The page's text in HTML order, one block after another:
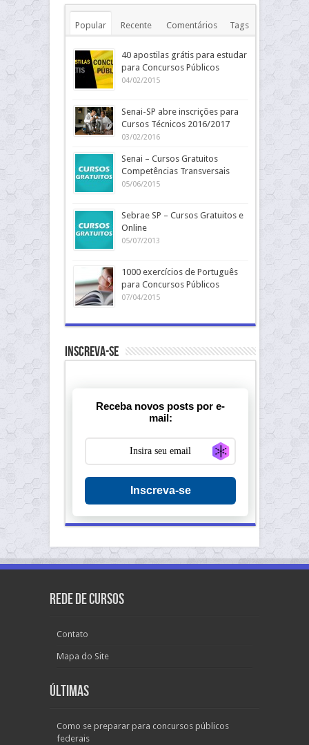
Popular Recente Comentários Tags
40 apostilas grátis para estudar
para Concursos Públicos
04/02/2015
Senai-SP abre inscrições para
Cursos Técnicos 2016/2017
03/02/2016
Senai – Cursos Gratuitos
Competências Transversais
05/06/2015
Sebrae SP – Cursos Gratuitos e
Online
05/07/2013
1000 exercícios de Português
para Concursos Públicos
07/04/2015
Inscreva-se
Receba novos posts por e-
mail:
Inscreva-se
Rede de Cursos
Contato
Mapa do Site
Últimas
Como se preparar para concursos públicos
federais